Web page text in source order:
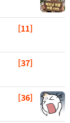
[11]
[37]
[36]